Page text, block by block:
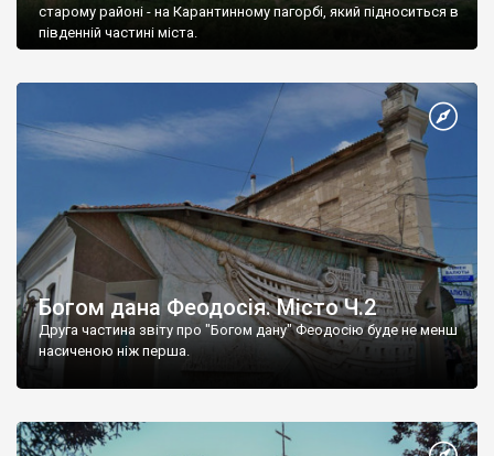
старому районі - на Карантинному пагорбі, який підноситься в
південній частині міста.
Богом дана Феодосія. Місто Ч.2
Друга частина звіту про "Богом дану" Феодосію буде не менш
насиченою ніж перша.